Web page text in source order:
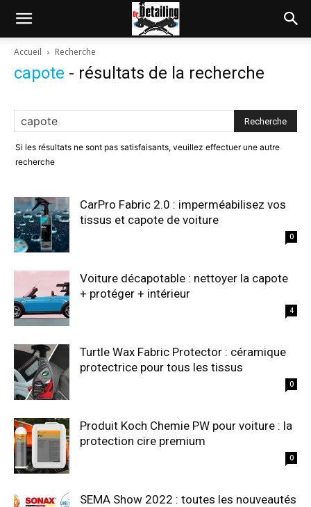
Accueil Recherche
capote - résultats de la recherche
Si les résultats ne sont pas satisfaisants, veuillez effectuer une autre
recherche
CarPro Fabric 2.0 : imperméabilisez vos
tissus et capote de voiture
0
Voiture décapotable : nettoyer la capote
+ protéger + intérieur
4
Turtle Wax Fabric Protector : céramique
protectrice pour tous les tissus
0
Produit Koch Chemie PW pour voiture : la
protection cire premium
0
SEMA Show 2022 : toutes les nouveautés